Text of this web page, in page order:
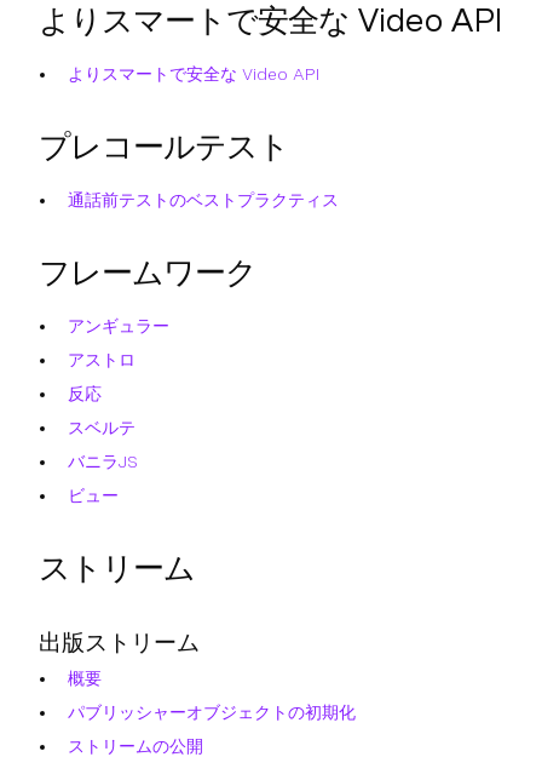
よりスマートで安全な Video API
よりスマートで安全な Video API
プレコールテスト
通話前テストのベストプラクティス
フレームワーク
アンギュラー
アストロ
反応
スベルテ
バニラJS
ビュー
ストリーム
出版ストリーム
概要
パブリッシャーオブジェクトの初期化
ストリームの公開